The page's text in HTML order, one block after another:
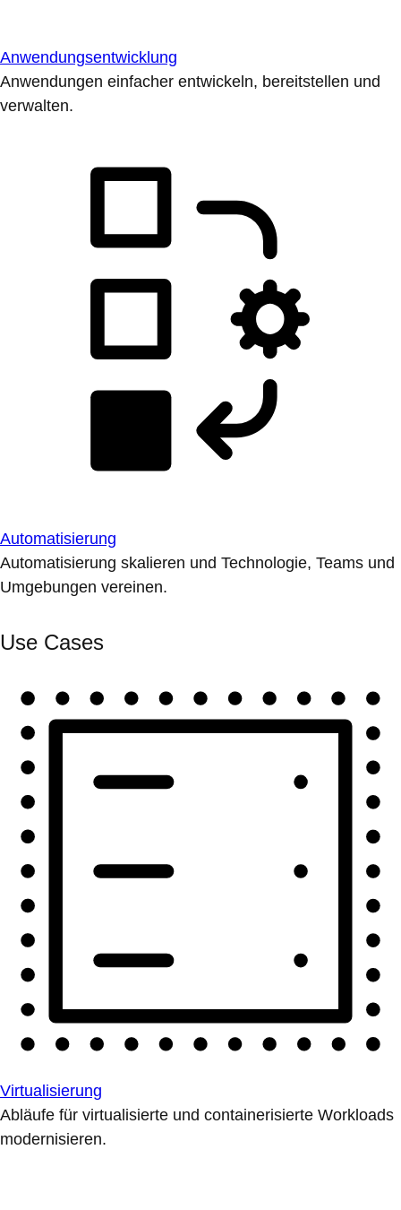
Anwendungsentwicklung
Anwendungen einfacher entwickeln, bereitstellen und
verwalten.
Automatisierung
Automatisierung skalieren und Technologie, Teams und
Umgebungen vereinen.
Use Cases
Virtualisierung
Abläufe für virtualisierte und containerisierte Workloads
modernisieren.